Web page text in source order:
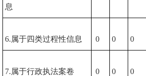
息
6.属于四类过程性信息 0 0 0
7.属于行政执法案卷 0 0 0